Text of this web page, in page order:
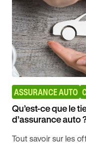
ASSURANCE AUTO
Qu’est-ce que le
d’assurance auto
Tout savoir sur les